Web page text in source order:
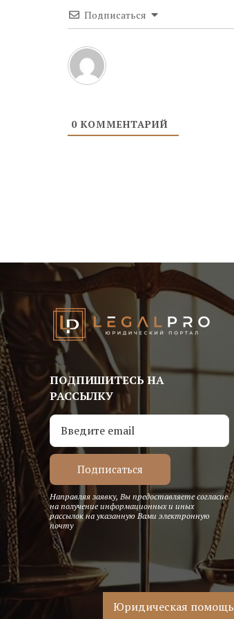
Подписаться
0 КОММЕНТАРИЙ
ПОДПИШИТЕСЬ НА
РАССЫЛКУ
Направляя заявку, Вы предоставляете согласие
на получение информационных и иных
рассылок на указанную Вами электронную
почту
Юридическая помощь